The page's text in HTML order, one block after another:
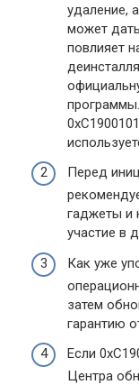
удаление,
может
повлияет
Перед
гаджеты и
участие в
Как уже
затем
гарантию
Если
Центра